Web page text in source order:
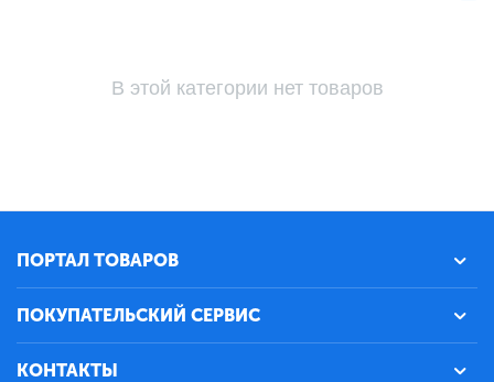
В этой категории нет товаров
ПОРТАЛ ТОВАРОВ
ПОКУПАТЕЛЬСКИЙ СЕРВИС
КОНТАКТЫ